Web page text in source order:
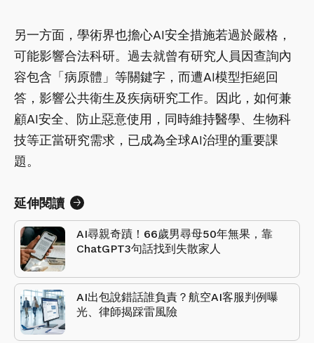
另一方面，學術界也擔心AI安全措施若過於嚴格，
可能影響合法科研。過去就曾有研究人員因查詢內
容包含「病原體」等關鍵字，而遭AI模型拒絕回
答，影響公共衛生及疾病研究工作。因此，如何兼
顧AI安全、防止惡意使用，同時維持醫學、生物科
技等正當研究需求，已成為全球AI治理的重要課
題。
延伸閱讀
AI尋親奇蹟！66歲男尋母50年無果，靠
ChatGPT3句話找到失散家人
AI出包說錯話誰負責？航空AI客服判例曝
光、律師揭踩雷風險